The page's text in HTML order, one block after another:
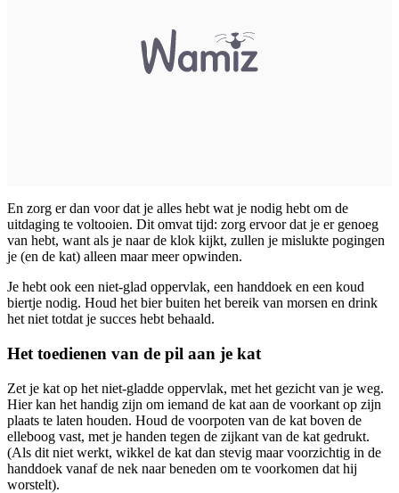
En zorg er dan voor dat je alles hebt wat je nodig hebt om de
uitdaging te voltooien. Dit omvat tijd: zorg ervoor dat je er genoeg
van hebt, want als je naar de klok kijkt, zullen je mislukte pogingen
je (en de kat) alleen maar meer opwinden.
Je hebt ook een niet-glad oppervlak, een handdoek en een koud
biertje nodig. Houd het bier buiten het bereik van morsen en drink
het niet totdat je succes hebt behaald.
Het toedienen van de pil aan je kat
Zet je kat op het niet-gladde oppervlak, met het gezicht van je weg.
Hier kan het handig zijn om iemand de kat aan de voorkant op zijn
plaats te laten houden. Houd de voorpoten van de kat boven de
elleboog vast, met je handen tegen de zijkant van de kat gedrukt.
(Als dit niet werkt, wikkel de kat dan stevig maar voorzichtig in de
handdoek vanaf de nek naar beneden om te voorkomen dat hij
worstelt).